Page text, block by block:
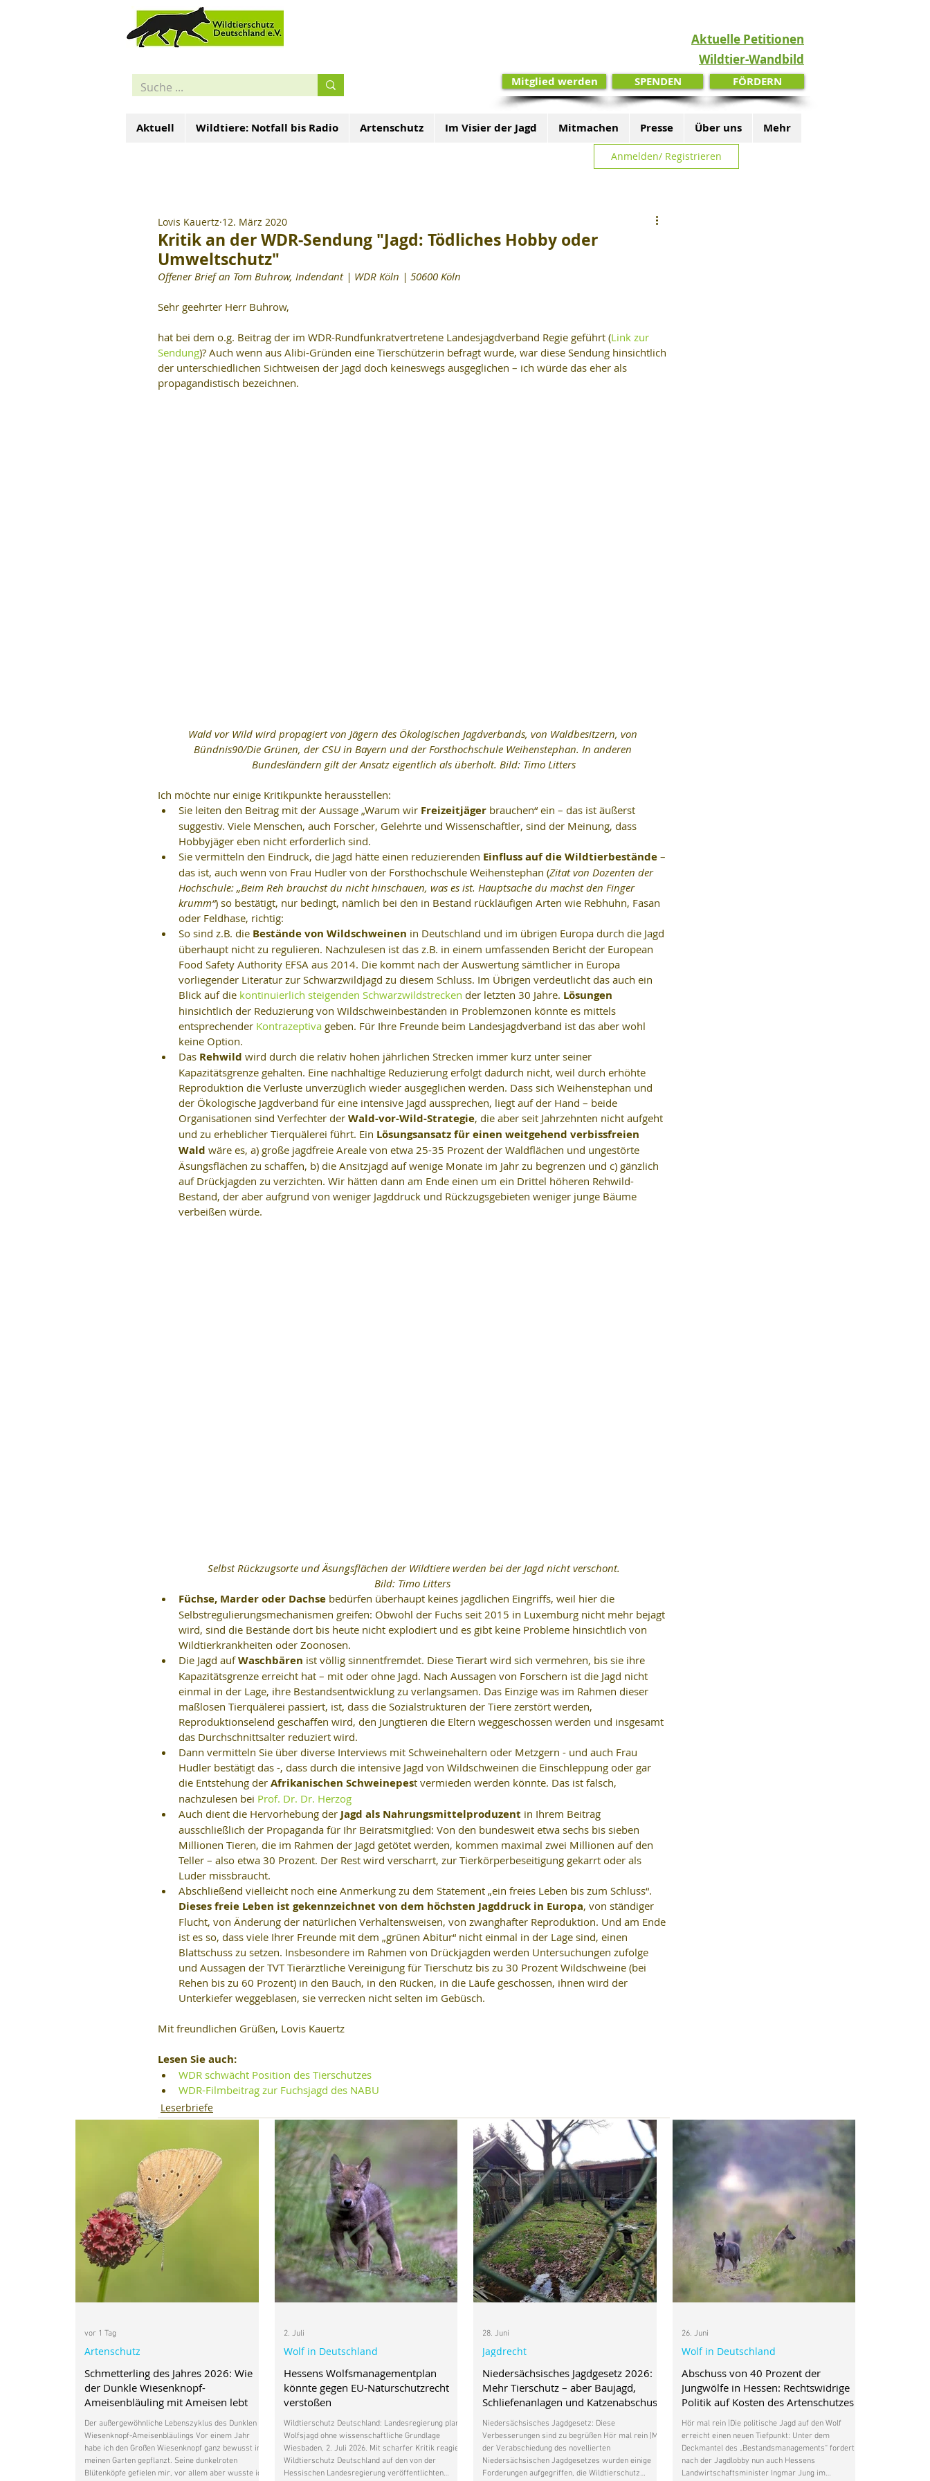
Aktuelle Petitionen
Wildtier-Wandbild
Mitglied werden SPENDEN FÖRDERN
Aktuell Wildtiere: Notfall bis Radio Artenschutz Im Visier der Jagd Mitmachen Presse Über uns Mehr
Anmelden/ Registrieren
Kritik an der WDR-Sendung "Jagd: Tödliches Hobby oder
Umweltschutz"
Lovis Kauertz 12. März 2020
Offener Brief an Tom Buhrow, Indendant | WDR Köln | 50600 Köln
Sehr geehrter Herr Buhrow,
hat bei dem o.g. Beitrag der im WDR-Rundfunkratvertretene Landesjagdverband Regie geführt (Link zur
Sendung)? Auch wenn aus Alibi-Gründen eine Tierschützerin befragt wurde, war diese Sendung hinsichtlich
der unterschiedlichen Sichtweisen der Jagd doch keineswegs ausgeglichen – ich würde das eher als
propagandistisch bezeichnen.
Wald vor Wild wird propagiert von Jägern des Ökologischen Jagdverbands, von Waldbesitzern, von
Bündnis90/Die Grünen, der CSU in Bayern und der Forsthochschule Weihenstephan. In anderen
Bundesländern gilt der Ansatz eigentlich als überholt. Bild: Timo Litters
Ich möchte nur einige Kritikpunkte herausstellen:
Sie leiten den Beitrag mit der Aussage „Warum wir Freizeitjäger brauchen“ ein – das ist äußerst
suggestiv. Viele Menschen, auch Forscher, Gelehrte und Wissenschaftler, sind der Meinung, dass
Hobbyjäger eben nicht erforderlich sind.
Sie vermitteln den Eindruck, die Jagd hätte einen reduzierenden Einfluss auf die Wildtierbestände –
das ist, auch wenn von Frau Hudler von der Forsthochschule Weihenstephan (Zitat von Dozenten der
Hochschule: „Beim Reh brauchst du nicht hinschauen, was es ist. Hauptsache du machst den Finger
krumm“) so bestätigt, nur bedingt, nämlich bei den in Bestand rückläufigen Arten wie Rebhuhn, Fasan
oder Feldhase, richtig:
So sind z.B. die Bestände von Wildschweinen in Deutschland und im übrigen Europa durch die Jagd
überhaupt nicht zu regulieren. Nachzulesen ist das z.B. in einem umfassenden Bericht der European
Food Safety Authority EFSA aus 2014. Die kommt nach der Auswertung sämtlicher in Europa
vorliegender Literatur zur Schwarzwildjagd zu diesem Schluss. Im Übrigen verdeutlicht das auch ein
Blick auf die kontinuierlich steigenden Schwarzwildstrecken der letzten 30 Jahre. Lösungen
hinsichtlich der Reduzierung von Wildschweinbeständen in Problemzonen könnte es mittels
entsprechender Kontrazeptiva geben. Für Ihre Freunde beim Landesjagdverband ist das aber wohl
keine Option.
Das Rehwild wird durch die relativ hohen jährlichen Strecken immer kurz unter seiner
Kapazitätsgrenze gehalten. Eine nachhaltige Reduzierung erfolgt dadurch nicht, weil durch erhöhte
Reproduktion die Verluste unverzüglich wieder ausgeglichen werden. Dass sich Weihenstephan und
der Ökologische Jagdverband für eine intensive Jagd aussprechen, liegt auf der Hand – beide
Organisationen sind Verfechter der Wald-vor-Wild-Strategie, die aber seit Jahrzehnten nicht aufgeht
und zu erheblicher Tierquälerei führt. Ein Lösungsansatz für einen weitgehend verbissfreien
Wald wäre es, a) große jagdfreie Areale von etwa 25-35 Prozent der Waldflächen und ungestörte
Äsungsflächen zu schaffen, b) die Ansitzjagd auf wenige Monate im Jahr zu begrenzen und c) gänzlich
auf Drückjagden zu verzichten. Wir hätten dann am Ende einen um ein Drittel höheren Rehwild-
Bestand, der aber aufgrund von weniger Jagddruck und Rückzugsgebieten weniger junge Bäume
verbeißen würde.
Selbst Rückzugsorte und Äsungsflächen der Wildtiere werden bei der Jagd nicht verschont.
Bild: Timo Litters
Füchse, Marder oder Dachse bedürfen überhaupt keines jagdlichen Eingriffs, weil hier die
Selbstregulierungsmechanismen greifen: Obwohl der Fuchs seit 2015 in Luxemburg nicht mehr bejagt
wird, sind die Bestände dort bis heute nicht explodiert und es gibt keine Probleme hinsichtlich von
Wildtierkrankheiten oder Zoonosen.
Die Jagd auf Waschbären ist völlig sinnentfremdet. Diese Tierart wird sich vermehren, bis sie ihre
Kapazitätsgrenze erreicht hat – mit oder ohne Jagd. Nach Aussagen von Forschern ist die Jagd nicht
einmal in der Lage, ihre Bestandsentwicklung zu verlangsamen. Das Einzige was im Rahmen dieser
maßlosen Tierquälerei passiert, ist, dass die Sozialstrukturen der Tiere zerstört werden,
Reproduktionselend geschaffen wird, den Jungtieren die Eltern weggeschossen werden und insgesamt
das Durchschnittsalter reduziert wird.
Dann vermitteln Sie über diverse Interviews mit Schweinehaltern oder Metzgern - und auch Frau
Hudler bestätigt das -, dass durch die intensive Jagd von Wildschweinen die Einschleppung oder gar
die Entstehung der Afrikanischen Schweinepest vermieden werden könnte. Das ist falsch,
nachzulesen bei Prof. Dr. Dr. Herzog
Auch dient die Hervorhebung der Jagd als Nahrungsmittelproduzent in Ihrem Beitrag
ausschließlich der Propaganda für Ihr Beiratsmitglied: Von den bundesweit etwa sechs bis sieben
Millionen Tieren, die im Rahmen der Jagd getötet werden, kommen maximal zwei Millionen auf den
Teller – also etwa 30 Prozent. Der Rest wird verscharrt, zur Tierkörperbeseitigung gekarrt oder als
Luder missbraucht.
Abschließend vielleicht noch eine Anmerkung zu dem Statement „ein freies Leben bis zum Schluss“.
Dieses freie Leben ist gekennzeichnet von dem höchsten Jagddruck in Europa, von ständiger
Flucht, von Änderung der natürlichen Verhaltensweisen, von zwanghafter Reproduktion. Und am Ende
ist es so, dass viele Ihrer Freunde mit dem „grünen Abitur“ nicht einmal in der Lage sind, einen
Blattschuss zu setzen. Insbesondere im Rahmen von Drückjagden werden Untersuchungen zufolge
und Aussagen der TVT Tierärztliche Vereinigung für Tierschutz bis zu 30 Prozent Wildschweine (bei
Rehen bis zu 60 Prozent) in den Bauch, in den Rücken, in die Läufe geschossen, ihnen wird der
Unterkiefer weggeblasen, sie verrecken nicht selten im Gebüsch.
Mit freundlichen Grüßen, Lovis Kauertz
Lesen Sie auch:
WDR schwächt Position des Tierschutzes
WDR-Filmbeitrag zur Fuchsjagd des NABU
Leserbriefe
Schmetterling des Jahres 2026: Wie
der Dunkle Wiesenknopf-
Ameisenbläuling mit Ameisen lebt
Der außergewöhnliche Lebenszyklus des Dunklen
Wiesenknopf-Ameisenbläulings Vor einem Jahr
habe ich den Großen Wiesenknopf ganz bewusst in
meinen Garten gepflanzt. Seine dunkelroten
Blütenköpfe gefielen mir, vor allem aber wusste ich,
Artenschutz
vor 1 Tag
Hessens Wolfsmanagementplan
könnte gegen EU-Naturschutzrecht
verstoßen
Wildtierschutz Deutschland: Landesregierung plant
Wolfsjagd ohne wissenschaftliche Grundlage
Wiesbaden, 2. Juli 2026. Mit scharfer Kritik reagiert
Wildtierschutz Deutschland auf den von der
Hessischen Landesregierung veröffentlichten
Wolf in Deutschland
2. Juli
Niedersächsisches Jagdgesetz 2026:
Mehr Tierschutz – aber Baujagd,
Schliefenanlagen und Katzenabschuss
Niedersächsisches Jagdgesetz: Diese
Verbesserungen sind zu begrüßen Hör mal rein |Mit
der Verabschiedung des novellierten
Niedersächsischen Jagdgesetzes wurden einige
Forderungen aufgegriffen, die Wildtierschutz
Jagdrecht
28. Juni
Abschuss von 40 Prozent der
Jungwölfe in Hessen: Rechtswidrige
Politik auf Kosten des Artenschutzes
Hör mal rein |Die politische Jagd auf den Wolf
erreicht einen neuen Tiefpunkt: Unter dem
Deckmantel des „Bestandsmanagements“ fordert
nach der Jagdlobby nun auch Hessens
Landwirtschaftsminister Ingmar Jung im
Wolf in Deutschland
26. Juni